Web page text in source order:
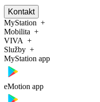
Kontakt
MyStation
Mobilita
VIVA
Služby
MyStation app
eMotion app